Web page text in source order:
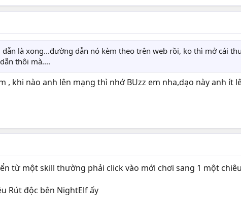
là xong...đường dẫn nó kèm theo trên web rồi, ko thì mở cái
thôi mà....
, khi nào anh lên mạng thì nhớ BUzz em nha,dạo này anh ít
từ một skill thường phải click vào mới chơi sang 1 một
Rút độc bên NightElf ấy